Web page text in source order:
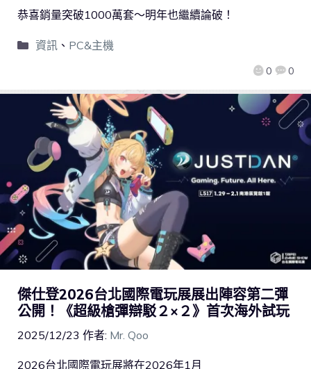
0 0
恭喜銷量突破1000萬套～明年也繼續論破！
資訊、 PC&主機
傑仕登2026台北國際電玩展展出陣容第二彈
公開！《超級槍彈辯駁２×２》首次海外試玩
2025/12/23 作者: Mr. Qoo
2026台北國際電玩展將在2026年1月